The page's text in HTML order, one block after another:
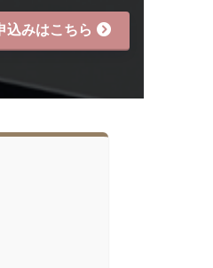
込みはこちら